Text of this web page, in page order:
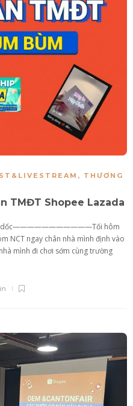
, THƯƠNG
TMĐT Shopee Lazada
thở dốc———————————Tối hôm
NCT ngay chân nhà mình định vào
mình đi chơi sớm cùng trường